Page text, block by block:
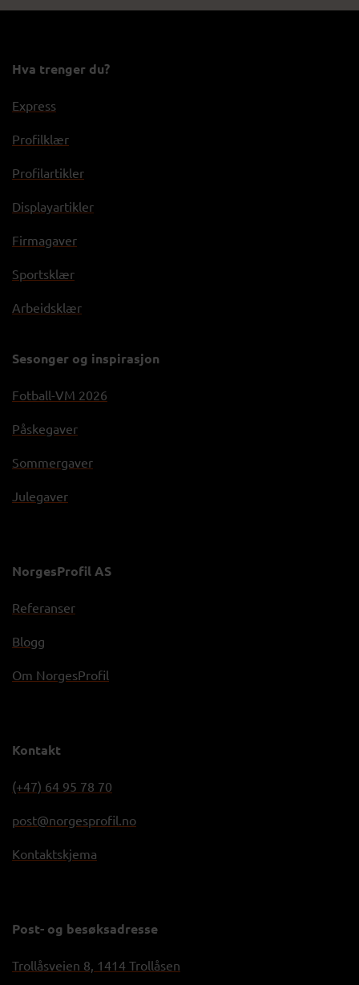
Hva trenger du?
Express
Profilklær
Profilartikler
Displayartikler
Firmagaver
Sportsklær
Arbeidsklær
Sesonger og inspirasjon
Fotball-VM 2026
Påskegaver
Sommergaver
Julegaver
NorgesProfil AS
Referanser
Blogg
Om NorgesProfil
Kontakt
(+47) 64 95 78 70
post@norgesprofil.no
Kontaktskjema
Post- og besøksadresse
Trollåsveien 8, 1414 Trollåsen